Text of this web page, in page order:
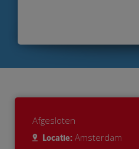
Afgesloten
Locatie: Amsterdam